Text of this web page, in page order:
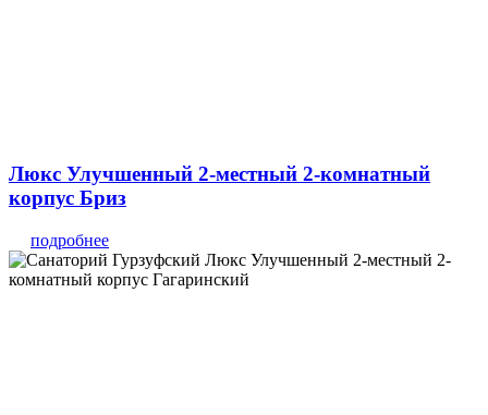
Люкс Улучшенный 2-местный 2-комнатный
корпус Бриз
подробнее